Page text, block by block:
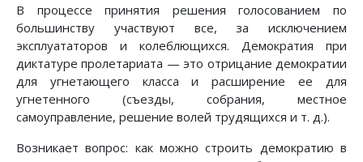
В процессе принятия решения голосованием по
большинству участвуют все, за исключением
эксплуататоров и колеблющихся. Демократия при
диктатуре пролетариата — это отрицание демократии
для угнетающего класса и расширение ее для
угнетенного (съезды, собрания, местное
самоуправление, решение волей трудящихся и т. д.).
Возникает вопрос: как можно строить демократию в